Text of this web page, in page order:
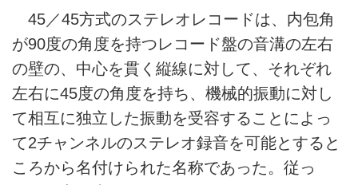
45／45方式のステレオレコードは、内包角
が90度の角度を持つレコード盤の音溝の左右
の壁の、中心を貫く縦線に対して、それぞれ
左右に45度の角度を持ち、機械的振動に対し
て相互に独立した振動を受容することによっ
て2チャンネルのステレオ録音を可能とすると
ころから名付けられた名称であった。従っ